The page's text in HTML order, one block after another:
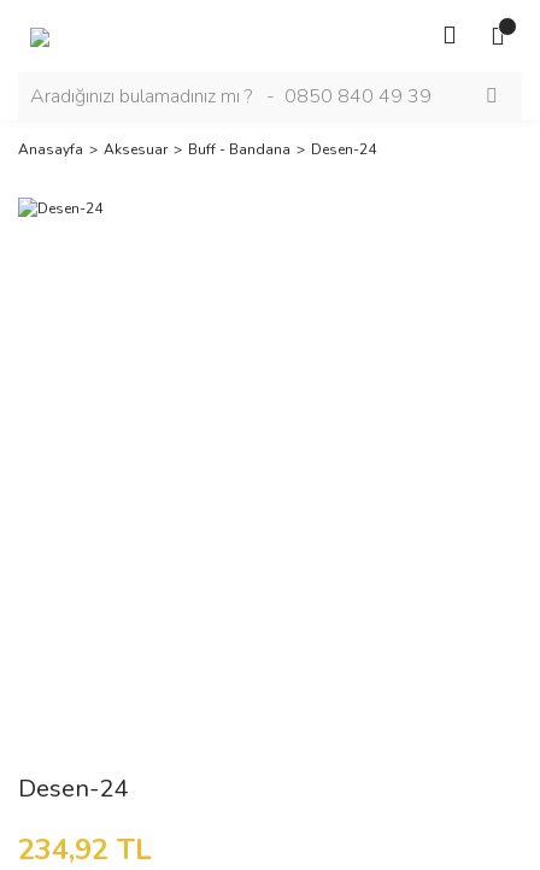
Anasayfa Aksesuar Buff - Bandana Desen-24
Desen-24
234,92 TL